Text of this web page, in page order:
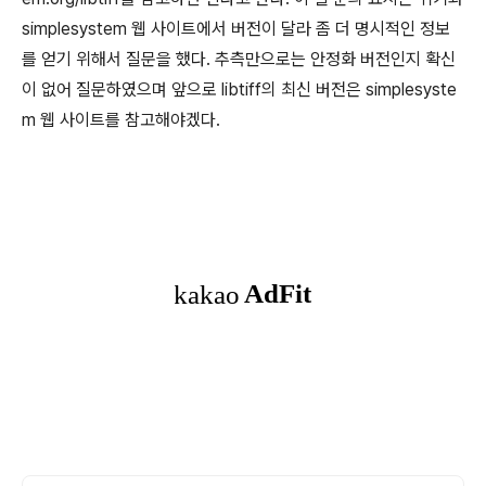
simplesystem 웹 사이트에서 버전이 달라 좀 더 명시적인 정보
를 얻기 위해서 질문을 했다. 추측만으로는 안정화 버전인지 확신
이 없어 질문하였으며 앞으로 libtiff의 최신 버전은 simplesyste
m 웹 사이트를 참고해야겠다.